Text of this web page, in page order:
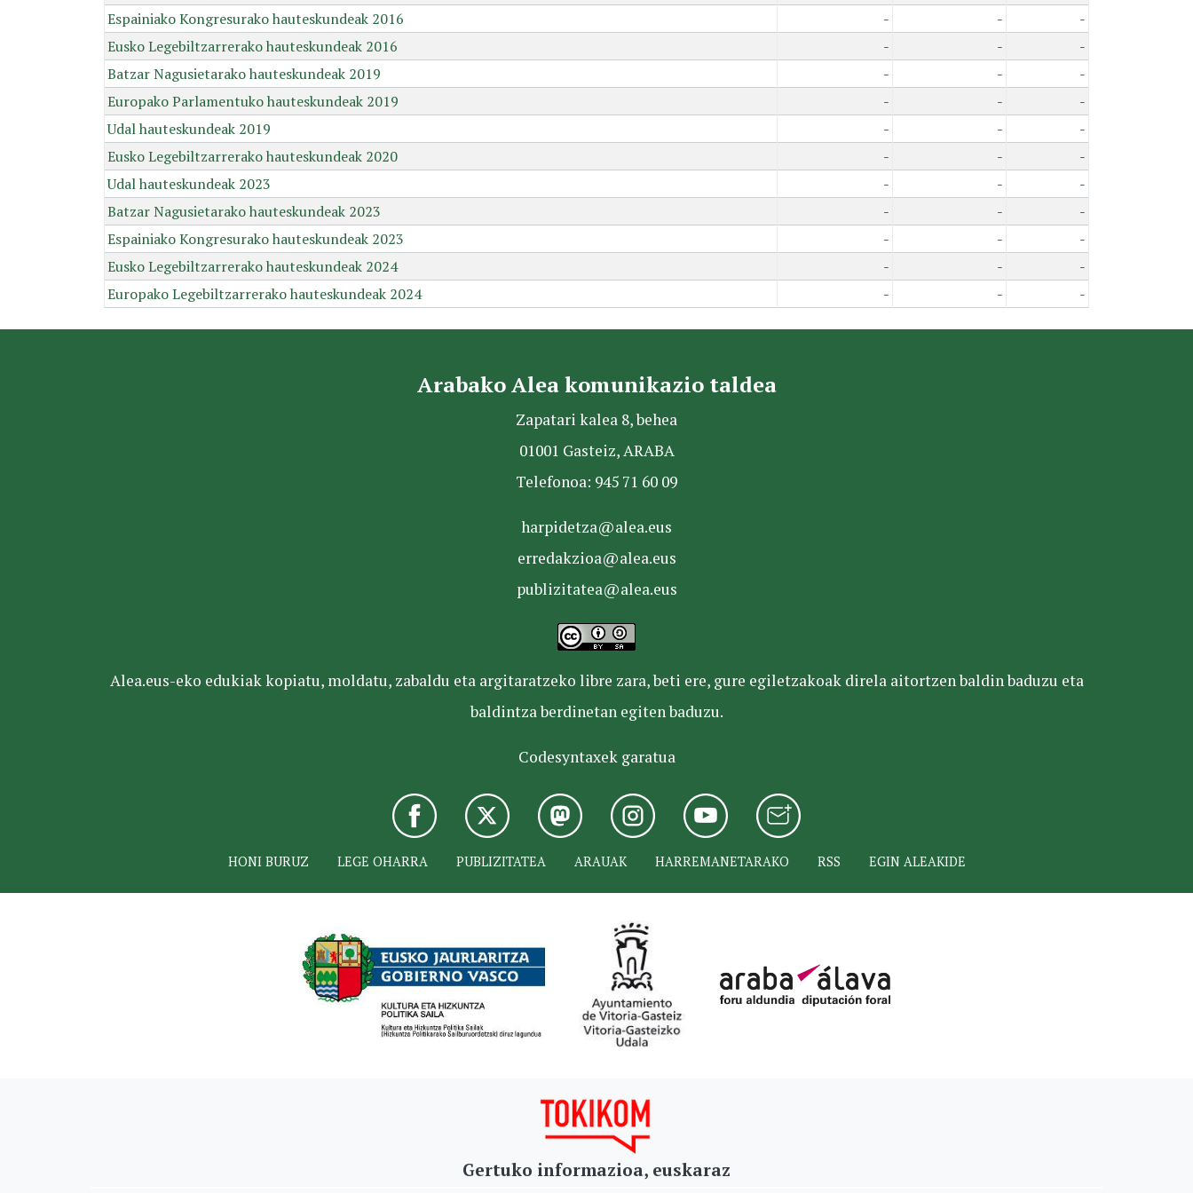
Espainiako Kongresurako hauteskundeak 2016
- -
-
Eusko Legebiltzarrerako hauteskundeak 2016
- -
-
Batzar Nagusietarako hauteskundeak 2019
- -
-
Europako Parlamentuko hauteskundeak 2019
- -
-
Udal hauteskundeak 2019
- -
-
Eusko Legebiltzarrerako hauteskundeak 2020
- -
-
Udal hauteskundeak 2023
- -
-
Batzar Nagusietarako hauteskundeak 2023
- -
-
Espainiako Kongresurako hauteskundeak 2023
- -
-
Eusko Legebiltzarrerako hauteskundeak 2024
- -
-
Europako Legebiltzarrerako hauteskundeak 2024
- - -
Arabako Alea komunikazio taldea
Zapatari kalea 8, behea
01001 Gasteiz, ARABA
Telefonoa: 945 71 60 09
harpidetza@alea.eus
erredakzioa@alea.eus
publizitatea@alea.eus
Alea.eus-eko edukiak kopiatu, moldatu, zabaldu eta argitaratzeko libre zara, beti ere, gure egiletzakoak direla aitortzen baldin baduzu eta
baldintza berdinetan egiten baduzu.
Codesyntaxek garatua
HONI BURUZ LEGE OHARRA PUBLIZITATEA ARAUAK HARREMANETARAKO RSS EGIN ALEAKIDE
Gertuko informazioa, euskaraz